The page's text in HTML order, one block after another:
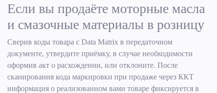
Если вы продаёте моторные масла
и смазочные материалы в розницу
Сверив коды товара с Data Matrix в передаточном
документе, утвердите приёмку, в случае необходимости
оформив акт о расхождении, или отклоните. После
сканирования кода маркировки при продаже через ККТ
информация о реализованном вами товаре фиксируется в